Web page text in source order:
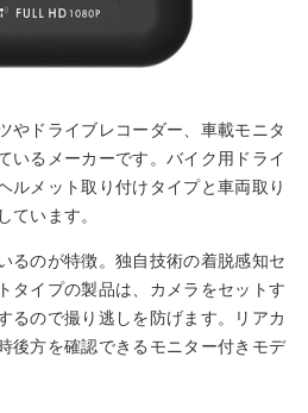
やドライブレコーダー、車載モニタ
いるメーカーです。バイク用ドライ
ルメット取り付けタイプと車両取り
ています。
るのが特徴。独自技術の着脱感知セ
タイプの製品は、カメラをセットす
るので撮り逃しを防げます。リアカ
後方を確認できるモニター付きモデ